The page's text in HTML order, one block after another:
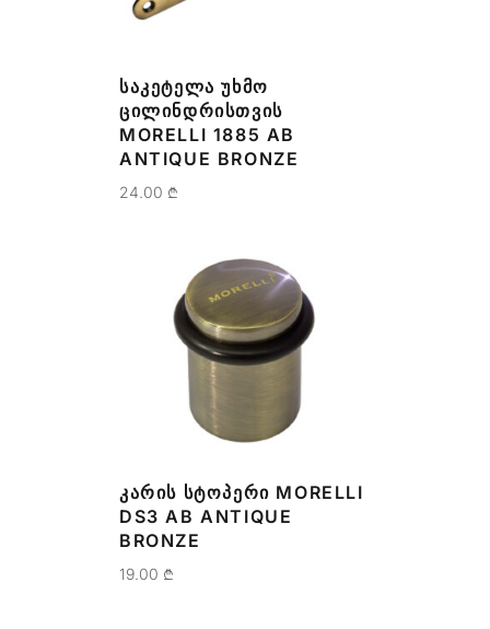
ᲡᲐᲙᲔᲢᲔᲚᲐ ᲣᲮᲛᲝ
ᲪᲘᲚᲘᲜᲓᲠᲘᲡᲗᲕᲘᲡ
MORELLI 1885 AB
ANTIQUE BRONZE
24.00 ₾
ᲙᲐᲠᲘᲡ ᲡᲢᲝᲞᲔᲠᲘ MORELLI
DS3 AB ANTIQUE
BRONZE
19.00 ₾